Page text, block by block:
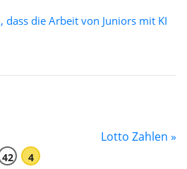
dass die Arbeit von Juniors mit KI
Lotto Zahlen »
42 4